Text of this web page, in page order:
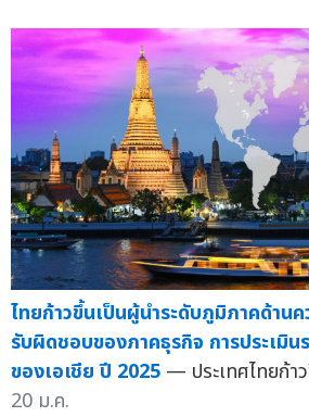
ไทยก้าวขึ้นเป็นผู้นำระดับภูมิภาคด้านค
รับผิดชอบของภาคธุรกิจ การประเมิน
ของเอเชีย ปี 2025 — ประเทศไทยก้า
20 ม.ค.